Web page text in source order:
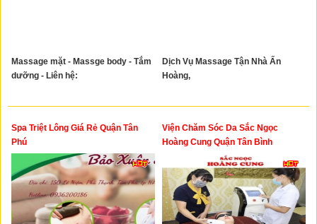
Massage mặt - Massge body - Tắm
dưỡng - Liên hệ:
Dịch Vụ Massage Tận Nhà Ấn
Hoàng,
Spa Triệt Lông Giá Rẻ Quận Tân
Phú
Viện Chăm Sóc Da Sắc Ngọc
Hoàng Cung Quận Tân Bình